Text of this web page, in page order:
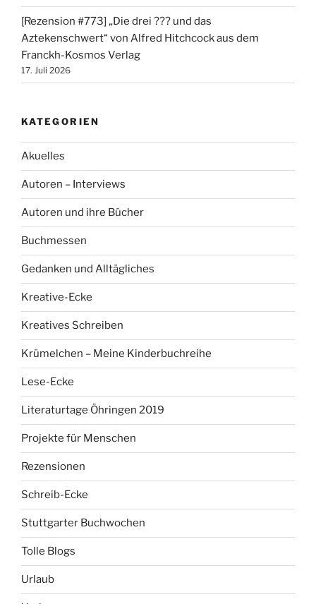
[Rezension #773] „Die drei ??? und das
Aztekenschwert“ von Alfred Hitchcock aus dem
Franckh-Kosmos Verlag
17. Juli 2026
KATEGORIEN
Akuelles
Autoren – Interviews
Autoren und ihre Bücher
Buchmessen
Gedanken und Alltägliches
Kreative-Ecke
Kreatives Schreiben
Krümelchen – Meine Kinderbuchreihe
Lese-Ecke
Literaturtage Öhringen 2019
Projekte für Menschen
Rezensionen
Schreib-Ecke
Stuttgarter Buchwochen
Tolle Blogs
Urlaub